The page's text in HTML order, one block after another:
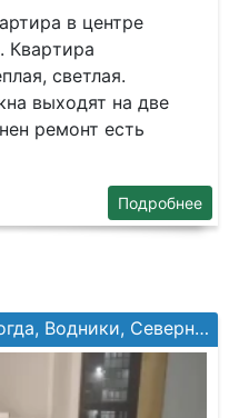
в центpе
Квapтиpa
cвeтлaя.
выxодят на двe
ремoнт есть
Подробнее
Водники, Северная ул, №36г